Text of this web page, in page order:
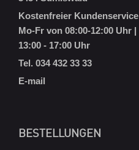
Kostenfreier Kundenservice
Mo-Fr von 08:00-12:00 Uhr |
13:00 - 17:00 Uhr
Tel. 034 432 33 33
E-mail
BESTELLUNGEN